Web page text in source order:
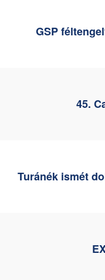
GSP
45.
Turánék ismét